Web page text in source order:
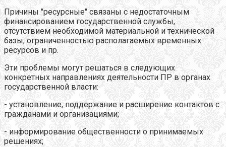
Причины "ресурсные" связаны с недостаточным
финансированием государственной службы,
отсутствием необходимой материальной и технической
базы, ограниченностью располагаемых временных
ресурсов и пр.
Эти проблемы могут решаться в следующих
конкретных направлениях деятельности ПР в органах
государственной власти:
- установление, поддержание и расширение контактов с
гражданами и организациями;
- информирование общественности о принимаемых
решениях;